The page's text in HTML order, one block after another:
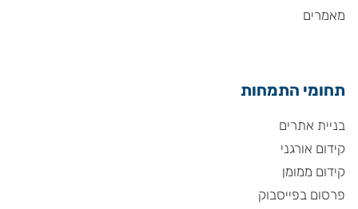
מאמרים
תחומי התמחות
בניית אתרים
קידום אורגני
קידום ממומן
פרסום בפייסבוק